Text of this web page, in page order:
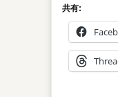
共有: